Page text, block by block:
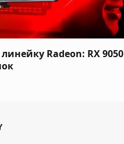
Radeon: RX 9050